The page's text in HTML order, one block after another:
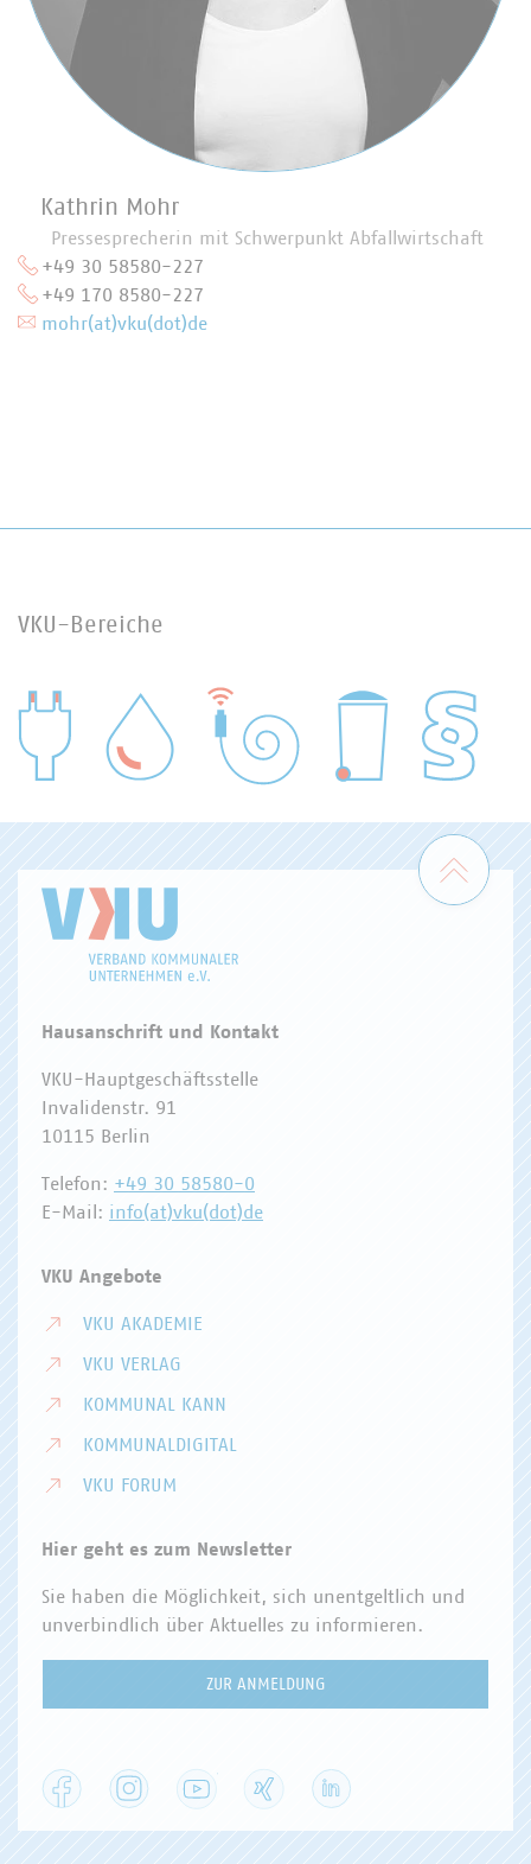
Kathrin Mohr
Pressesprecherin mit Schwerpunkt Abfallwirtschaft
+49 30 58580-227
+49 170 8580-227
mohr(at)vku(dot)de
VKU-Bereiche
WASSER/ABWASSER
Zum
Hausanschrift und Kontakt
VKU-Hauptgeschäftsstelle
Invalidenstr. 91
10115 Berlin
Telefon: +49 30 58580-0
E-Mail: info(at)vku(dot)de
VKU Angebote
VKU AKADEMIE
VKU VERLAG
KOMMUNAL KANN
KOMMUNALDIGITAL
VKU FORUM
Hier geht es zum Newsletter
Sie haben die Möglichkeit, sich unentgeltlich und
unverbindlich über Aktuelles zu informieren.
ZUR ANMELDUNG
Facebook Instagram YouTube